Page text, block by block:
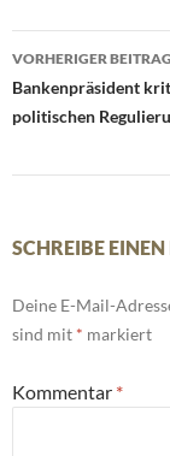
Beitrags-
Navigation
VORHERIGER BEITRAG
Bankenpräsident
politischen
SCHREIBE
Deine E-Mail-
sind mit * markiert
Kommentar *